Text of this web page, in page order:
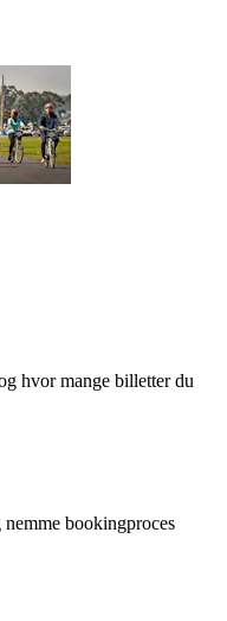
hvor mange billetter du
bookingproces